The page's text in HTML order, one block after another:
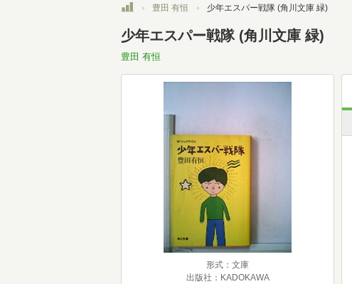
トップ豊田 有恒 少年エスパー戦隊 (角川文庫 緑)
少年エスパー戦隊 (角川文庫 緑)
豊田 有恒
形式：文庫
出版社：KADOKAWA